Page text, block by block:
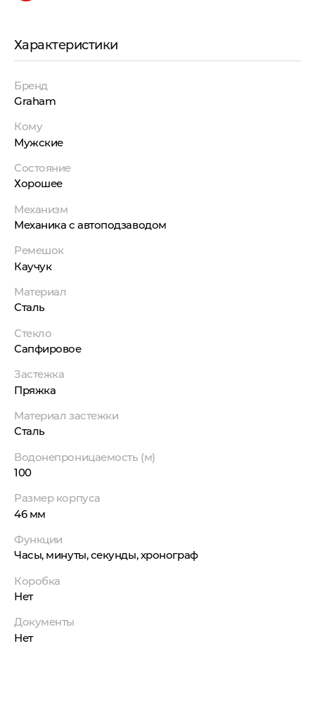
Характеристики
Бренд
Graham
Кому
Мужские
Состояние
Хорошее
Механизм
Механика с автоподзаводом
Ремешок
Каучук
Материал
Сталь
Стекло
Сапфировое
Застежка
Пряжка
Материал застежки
Сталь
Водонепроницаемость (м)
100
Размер корпуса
46 мм
Функции
Часы, минуты, секунды, хронограф
Коробка
Нет
Документы
Нет